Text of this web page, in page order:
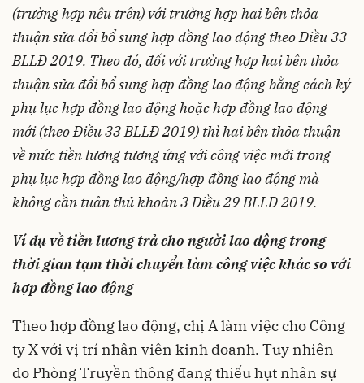
(trường hợp nêu trên) với trường hợp hai bên thỏa
thuận sửa đổi bổ sung hợp đồng lao động theo Điều 33
BLLĐ 2019. Theo đó, đối với trường hợp hai bên thỏa
thuận sửa đổi bổ sung hợp đồng lao động bằng cách ký
phụ lục hợp đồng lao động hoặc hợp đồng lao động
mới (theo Điều 33 BLLĐ 2019) thì hai bên thỏa thuận
về mức tiền lương tương ứng với công việc mới trong
phụ lục hợp đồng lao động/hợp đồng lao động mà
không cần tuân thủ khoản 3 Điều 29 BLLĐ 2019.
Ví dụ vềtiền lươngtrả cho người lao động trong
thời gian tạm thời chuyển làm công việc khác so với
hợp đồng lao động
Theo hợp đồng lao động, chị A làm việc cho Công
ty X với vị trí nhân viên kinh doanh. Tuy nhiên
do Phòng Truyền thông đang thiếu hụt nhân sự